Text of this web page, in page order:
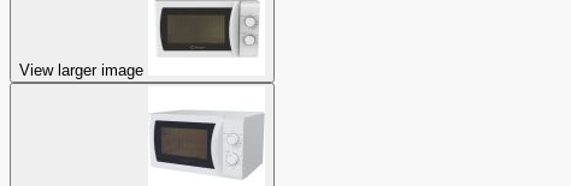
View larger image